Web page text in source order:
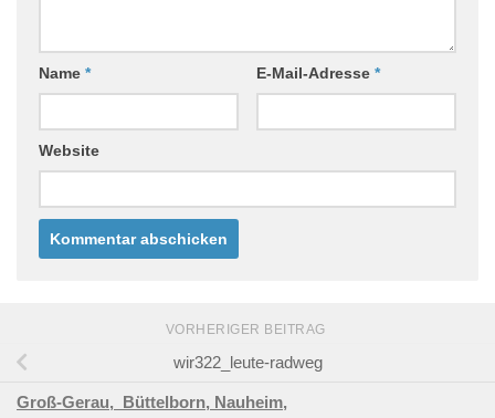
Name * E-Mail-Adresse *
Website
VORHERIGER BEITRAG
wir322_leute-radweg
Groß-Gerau, Büttelborn, Nauheim,